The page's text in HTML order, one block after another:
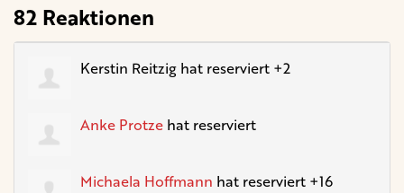
82 Reaktionen
Kerstin Reitzig hat reserviert +2
Anke Protze hat reserviert
Michaela Hoffmann hat reserviert +16